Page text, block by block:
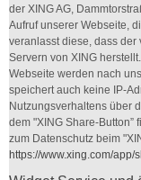
der XING AG,
Aufruf unserer Webseite,
veranlasst diese, dass
Servern von XING
Webseite werden nach
speichert auch keine IP-
Nutzungsverhaltens über
dem "XING Share-Button”
zum Datenschutz beim
https://www.xing.com/app/